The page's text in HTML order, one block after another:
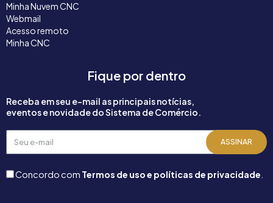
Minha Nuvem CNC
Webmail
Acesso remoto
Minha CNC
Fique por dentro
Receba em seu e-mail as principais notícias,
eventos e novidade do Sistema de Comércio.
Seu
e-
ASSINAR
Concordo com Termos de uso e políticas de privacidade